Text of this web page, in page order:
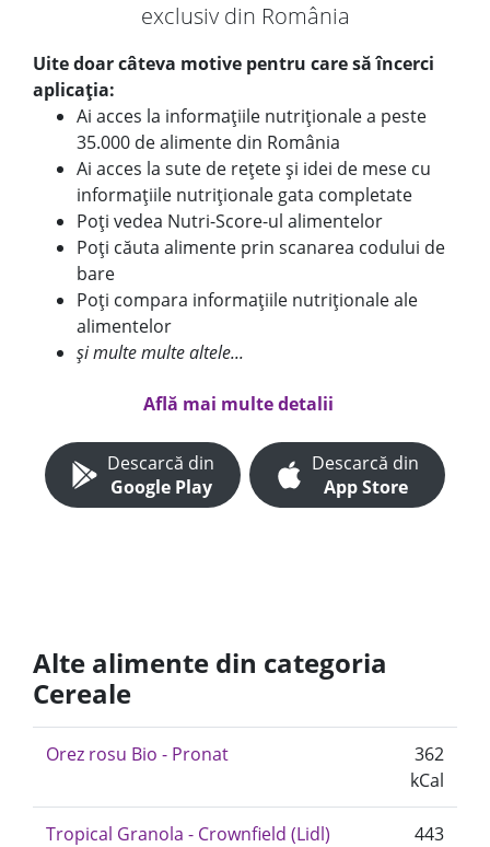
exclusiv din România
Uite doar câteva motive pentru care să încerci
aplicația:
Ai acces la informațiile nutriționale a peste
35.000 de alimente din România
Ai acces la sute de rețete și idei de mese cu
informațiile nutriționale gata completate
Poți vedea Nutri-Score-ul alimentelor
Poți căuta alimente prin scanarea codului de
bare
Poți compara informațiile nutriționale ale
alimentelor
și multe multe altele...
Află mai multe detalii
Descarcă din
Google Play
Descarcă din
App Store
Alte alimente din categoria
Cereale
Orez rosu Bio - Pronat
362
kCal
Tropical Granola - Crownfield (Lidl)
443